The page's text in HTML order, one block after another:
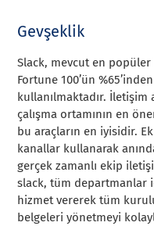
Gevşeklik
Slack, mevcut en
Fortune 100’ün
kullanılmaktadır.
çalışma ortamının en
bu araçların en iyisidir.
kanallar kullanarak
gerçek zamanlı ekip
slack, tüm departmanlar
hizmet vererek tüm
belgeleri yönetmeyi